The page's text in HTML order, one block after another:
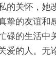
的关怀，她
挚的友谊和
碌的生活中
爱的人。无